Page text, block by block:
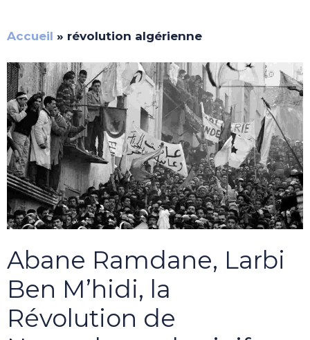
Accueil » révolution algérienne
Abane Ramdane, Larbi
Ben M’hidi, la
Révolution de